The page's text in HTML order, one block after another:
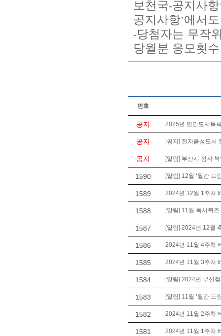
보천국-공지사항
공지사항’에서
-당첨자는 무작
당월분 응모횟
번호
공지 2025년 연간도서목
공지 [공지] 전자음성도서
공지 [알림] 부산시 점자
1590 [알림] 12월 ‘월간 드
1589 2024년 12월 1주차
1588 [알림] 11월 독서퀴
1587 [알림] 2024년 12월
1586 2024년 11월 4주차
1585 2024년 11월 3주차
1584 [알림] 2024년 부산
1583 [알림] 11월 ‘월간 드
1582 2024년 11월 2주차
1581 2024년 11월 1주차